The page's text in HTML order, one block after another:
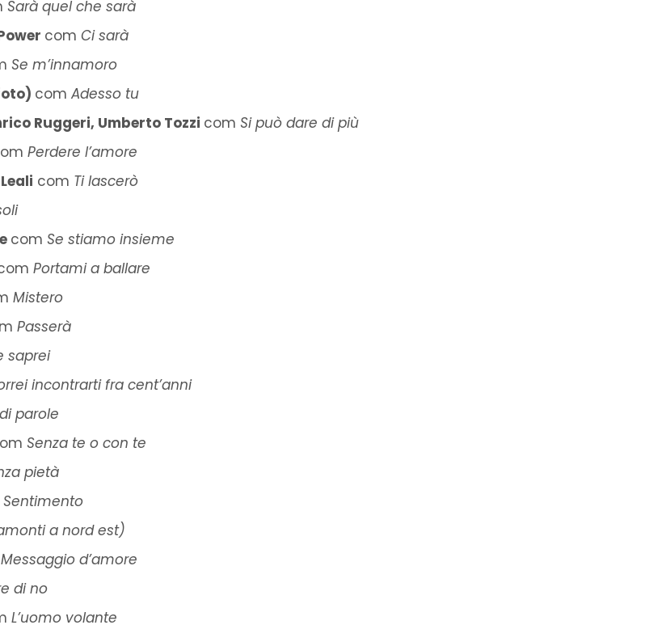
Sarà quel che sarà
com Ci sarà
Se m’innamoro
com Adesso tu
Ruggeri, Umberto Tozzi com Si può dare di più
Perdere l’amore
com Ti lascerò
com Se stiamo insieme
Portami a ballare
Mistero
Passerà
saprei
incontrarti fra cent’anni
parole
Senza te o con te
pietà
Sentimento
a nord est)
Messaggio d’amore
di no
L’uomo volante